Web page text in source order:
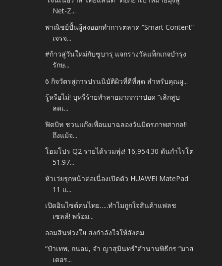
Net-Z...
พาณิชย์ปั้นผู้ส่งออกทำการตลาด “Smart Content”
เจรจ...
#ก้าวสู่วันใหม่กับซูบารุ แจกรางวัลแพ็กเกจบำรุง
รักษ...
6 กิจวัตรสู่การปรนนิบัติผิวที่ดีที่สุด สำหรับคุณผู...
รู้หรือไม่! บุหรี่ร้ายทำลายมากกว่าปอด “เลิกสูบ
ลดเ...
ฟิตบิท ชวนแก๊งเพื่อนมาฉลองวันมิตรภาพสากล!!
ถึงแม้จ...
โฮมโปร Q2 รายได้รวมพุ่ง! 16,954.30 ดันกำไรโต
51.97...
หัวเว่ยรุกหน้าต่อเนื่องเปิดตัว HUAWEI MatePad
11 แ...
เปิดอินไซต์คนไทย…..ทำไมถูกใจสินค้าแฟลช
เซลล์! พร้อม...
ออมสินห่วงใย ส่งกำลังใจให้สังคม
“ป๋าเทพ, ถนอม, จ๋า ญาสุมินทร์”ตำนานพิธีกร “มาส
เตอร...